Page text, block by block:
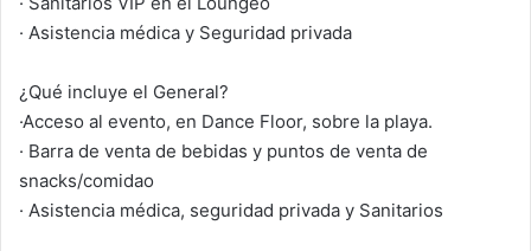
· Asistencia médica y Seguridad privada
¿Qué incluye el General?
·Acceso al evento, en Dance Floor, sobre la playa.
· Barra de venta de bebidas y puntos de venta de
snacks/comidao
· Asistencia médica, seguridad privada y Sanitarios